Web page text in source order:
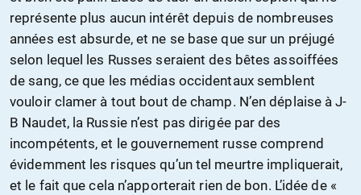
représente plus aucun intérêt depuis de nombreuses
années est absurde, et ne se base que sur un préjugé
selon lequel les Russes seraient des bêtes assoiffées
de sang, ce que les médias occidentaux semblent
vouloir clamer à tout bout de champ. N’en déplaise à J-
B Naudet, la Russie n’est pas dirigée par des
incompétents, et le gouvernement russe comprend
évidemment les risques qu’un tel meurtre impliquerait,
et le fait que cela n’apporterait rien de bon. L’idée de «